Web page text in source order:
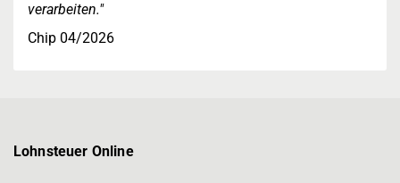
verarbeiten."
Chip 04/2026
Lohnsteuer Online